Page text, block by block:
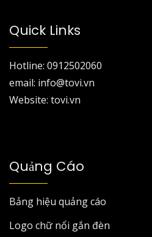
Quick Links
Hotline: 0912502060
email: info@tovi.vn
Website: tovi.vn
Quảng Cáo
Bảng hiệu quảng cáo
Logo chữ nổi gắn đèn